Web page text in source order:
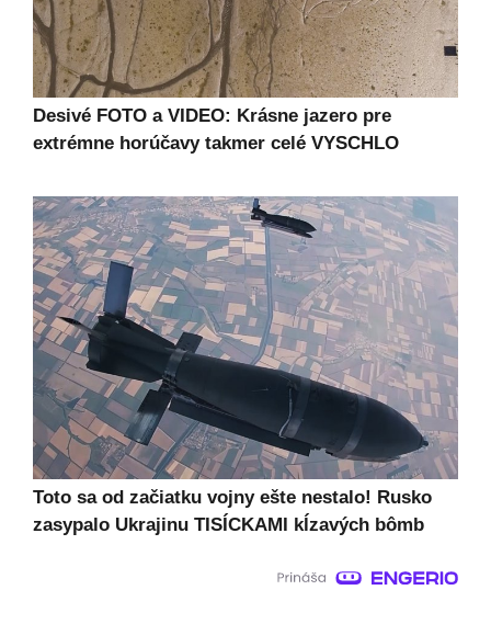
Desivé FOTO a VIDEO: Krásne jazero pre
extrémne horúčavy takmer celé VYSCHLO
Toto sa od začiatku vojny ešte nestalo! Rusko
zasypalo Ukrajinu TISÍCKAMI kĺzavých bômb